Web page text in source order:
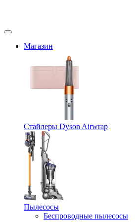
Магазин
Стайлеры Dyson Airwrap
Пылесосы
Беспроводные пылесосы